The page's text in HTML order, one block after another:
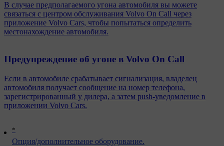
*
Опция/дополнительное оборудование.
В случае предполагаемого угона автомобиля вы можете
связаться с центром обслуживания Volvo On Call через
приложение Volvo Cars, чтобы попытаться определить
местонахождение автомобиля.
Предупреждение об угоне в Volvo On Call
Если в автомобиле срабатывает сигнализация, владелец
автомобиля получает сообщение на номер телефона,
зарегистрированный у дилера, а затем push-уведомление в
приложении Volvo Cars.